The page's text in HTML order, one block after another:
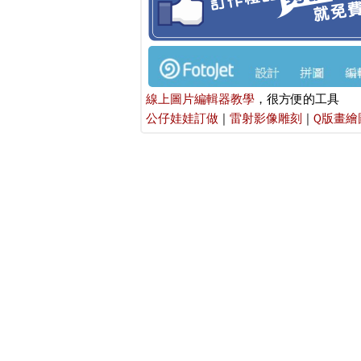
線上圖片編輯器教學 ，很方便的工具
公仔娃娃訂做 |雷射影像雕刻 |Q版畫繪